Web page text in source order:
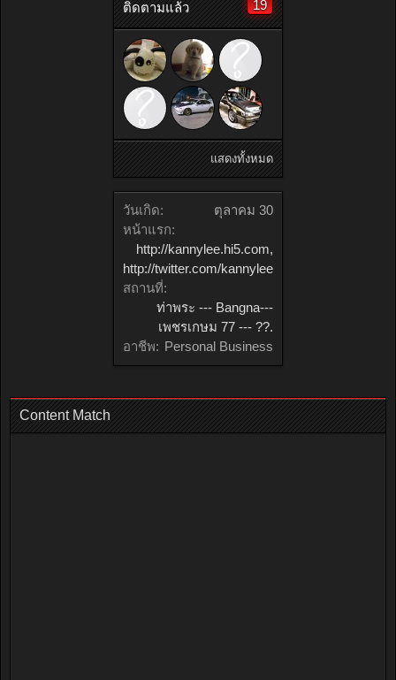
ติดตามแล้ว 19
แสดงทั้งหมด
วันเกิด:
ตุลาคม 30
หน้าแรก:
http://kannylee.hi5.com,
http://twitter.com/kannylee
สถานที่:
ท่าพระ --- Bangna---
เพชรเกษม 77 --- ??.
อาชีพ: Personal Business
Content Match